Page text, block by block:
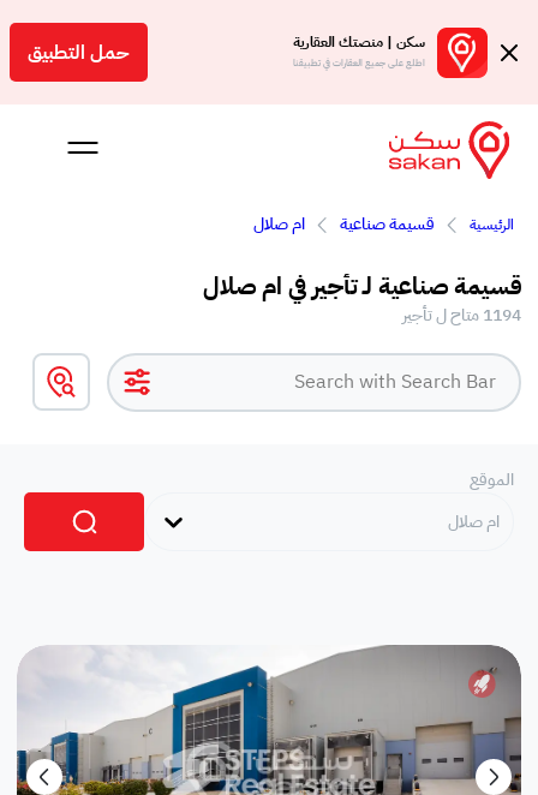
سكن | منصتك العقارية
اطلع على جميع العقارات في تطبيقنا حمل التطبيق
الرئيسية قسيمة صناعية ام صلال
قسيمة صناعية لـ تأجير في ام صلال
1194 متاح ل تأجير
الموقع
ام صلال